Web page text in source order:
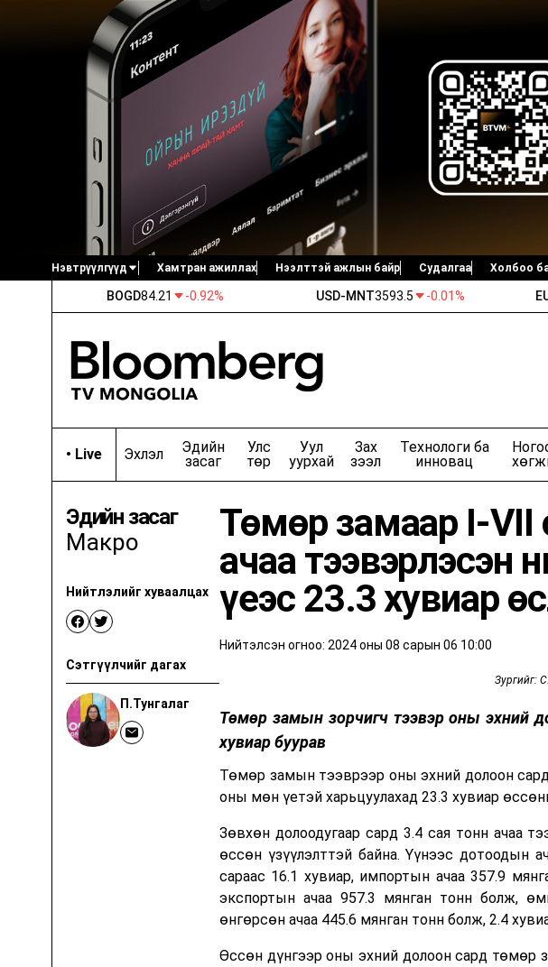
Нэвтрүүлгүүд Хамтран ажиллах Нээлттэй ажлын байр Судалгаа Холбоо
Бизнес аялал
Хийц JOBS | Ирээдүйн ажил
Орчуулгын нэвтрүүлгүүд
Goldman Sachs Хотын шийдэл
Дэвид Рубенштэйний шоу Түүхийн шилдэг 10
Гоо сайхны бизнес Трампын эзэнт гүрэн
Дэлхийг бүтээсэн
Технологийн гайхамшиг
Шууд орчуулгын хөтөлбөрүүд
Wall Street Week
Биднийг сошиал сувгууд дээр дагаарай
BOGD84.21 -0.92% USD-MNT3593.5 -0.01%
• Live Эхлэл
Эдийн
засаг
Улс
төр
Уул
уурхай
Зах
зээл
Технологи ба
инновац
Эдийн засаг
Макро
Нийтлэлийг хуваалцах
Сэтгүүлчийг дагах
П.Тунгалаг
Төмөр замаар I-VII
ачаа тээвэрлэсэн
үеэс 23.3 хувиар
Нийтэлсэн огноо: 2024 оны 08 сарын 06 10:00
Зургийг:
Төмөр замын зорчигч тээвэр оны эхний
хувиар буурав
Төмөр замын тээврээр оны эхний долоон
оны мөн үетэй харьцуулахад 23.3 хувиар
Зөвхөн долоодугаар сард 3.4 сая тонн ачаа
өссөн үзүүлэлттэй байна. Үүнээс дотоодын
сараас 16.1 хувиар, импортын ачаа 357.9
экспортын ачаа 957.3 мянган тонн болж,
өнгөрсөн ачаа 445.6 мянган тонн болж, 2.4
Өссөн дүнгээр оны эхний долоон сард төмөр